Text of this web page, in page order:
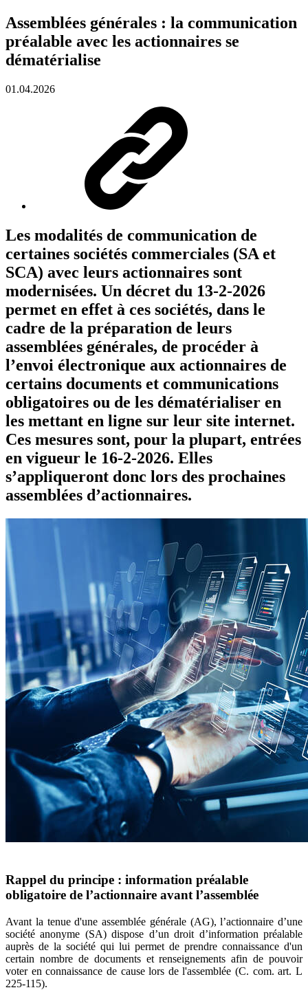
Assemblées générales : la communication
préalable avec les actionnaires se
dématérialise
01.04.2026
Les modalités de communication de
certaines sociétés commerciales (SA et
SCA) avec leurs actionnaires sont
modernisées. Un décret du 13-2-2026
permet en effet à ces sociétés, dans le
cadre de la préparation de leurs
assemblées générales, de procéder à
l’envoi électronique aux actionnaires de
certains documents et communications
obligatoires ou de les dématérialiser en
les mettant en ligne sur leur site internet.
Ces mesures sont, pour la plupart, entrées
en vigueur le 16-2-2026. Elles
s’appliqueront donc lors des prochaines
assemblées d’actionnaires.
Rappel du principe : information préalable
obligatoire de l’actionnaire avant l’assemblée
Avant la tenue d'une assemblée générale (AG), l’actionnaire d’une
société anonyme (SA) dispose d’un droit d’information préalable
auprès de la société qui lui permet de prendre connaissance d'un
certain nombre de documents et renseignements afin de pouvoir
voter en connaissance de cause lors de l'assemblée (C. com. art. L
225-115).